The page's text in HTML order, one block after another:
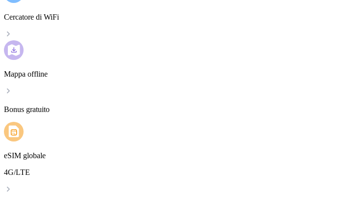
Cercatore di WiFi
Mappa offline
Bonus gratuito
eSIM globale
4G/LTE